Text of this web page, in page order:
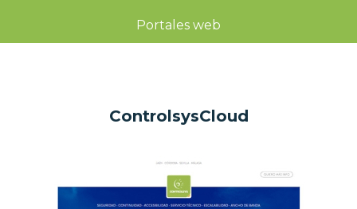
Portales web
ControlsysCloud